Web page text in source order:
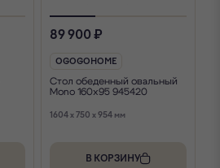
89 900 ₽
OGOGOHOME
Стол обеденный овальный
Mono 160х95 945420
1604 x 750 x 954 мм
В КОРЗИНУ